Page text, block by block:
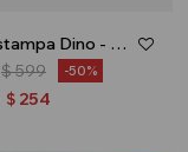
Buzo estampa Dino - Gris melange
$599 50
$ 254